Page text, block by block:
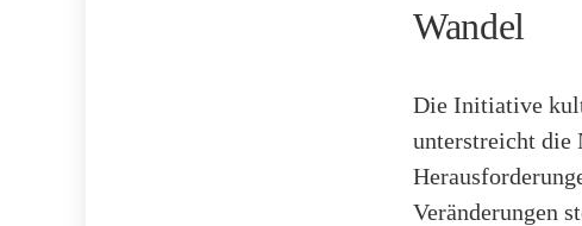
Wandel
Die Initiative
unterstreicht die
Veränderungen